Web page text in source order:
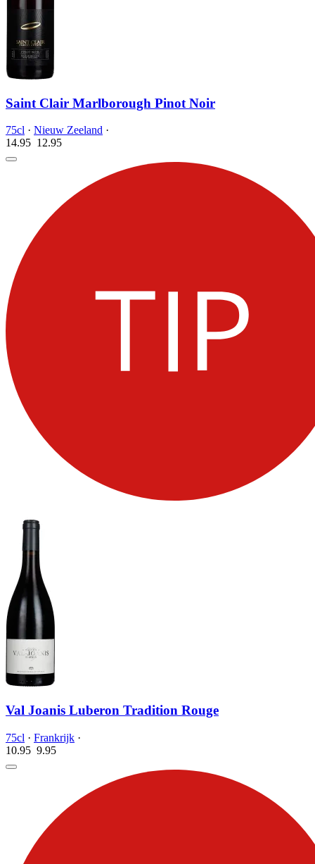
Saint Clair Marlborough Pinot Noir
75cl · Nieuw Zeeland ·
14.95 12.95
Val Joanis Luberon Tradition Rouge
75cl · Frankrijk ·
10.95 9.95